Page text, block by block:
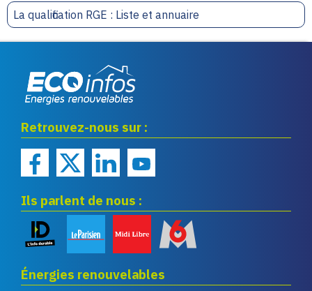
La qualification RGE : Liste et annuaire
renouvelables
Retrouvez-nous sur :
Ils parlent de nous :
Énergies renouvelables